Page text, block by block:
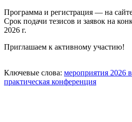
Программа и регистрация — на
Срок подачи тезисов и заявок на
2026 г.
Приглашаем к активному участию!
Ключевые слова: мероприятия 2026
практическая конференция